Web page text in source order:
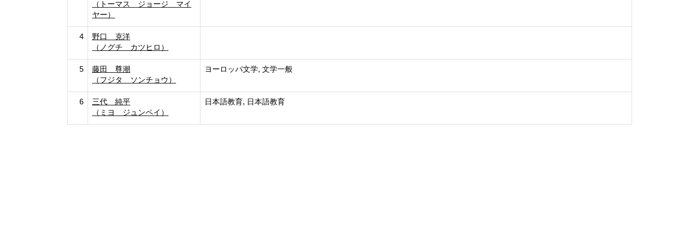
（トーマス ジョージ マイ
ヤー）
4
野口 克洋
（ノグチ カツヒロ）
5
藤田 尊潮
（フジタ ソンチョウ）
ヨーロッパ文学, 文学一般
6
三代 純平
（ミヨ ジュンペイ）
日本語教育, 日本語教育